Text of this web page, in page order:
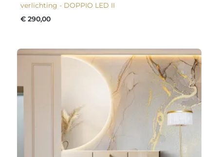
verlichting - DOPPIO LED II
€ 290,00